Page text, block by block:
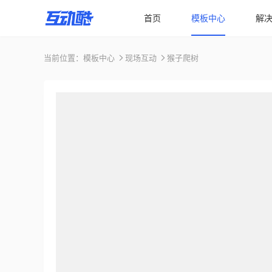
首页 模板中心 解
当前位置： 模板中心 现场互动 猴子爬树